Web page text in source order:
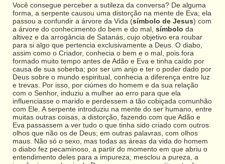
Você consegue perceber a sutileza da conversa? De alguma
forma, a serpente causou uma distorção na mente de Eva; ela
passou a confundir a árvore da Vida (símbolo de Jesus) com
a árvore do conhecimento do bem e do mal, símbolo da
altivez e da arrogância de Satanás, cujo objetivo era roubar
para si algo que pertencia exclusivamente a Deus. O diabo,
assim como o Criador, conhecia o bem e o mal, pois fora
formado muito tempo antes de Adão e Eva e tinha caído por
causa de sua soberba; por ser um anjo e ter o poder dado por
Deus sobre o mundo espiritual, conhecia a diferença entre luz
e trevas. Por isso, por ciúmes do homem e da sua relação
com o Senhor, induziu a mulher ao erro para que ela
influenciasse o marido e perdessem a tão cobiçada comunhão
com Ele. A serpente introduziu na mente do ser humano, entre
muitas outras coisas, a distorção, fazendo com que Adão e
Eva passassem a ver tudo o que tinha sido criado com outros
olhos que não os de Deus; em outras palavras, com olhos
maus. Não só o sexo, mas todas as áreas da vida do homem
o diabo fez pecaminoso, a partir do momento em que abriu o
entendimento deles para a impureza; mesclou a pureza, a